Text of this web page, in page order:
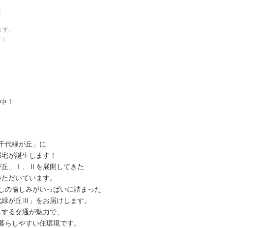
。
！
代緑が丘」に
が誕生します！
丘」Ⅰ、Ⅱを展開してきた
だいています。
の愉しみがいっぱいに詰まった
が丘Ⅲ」をお届けします。
る交通が魅力で、
しやすい住環境です。